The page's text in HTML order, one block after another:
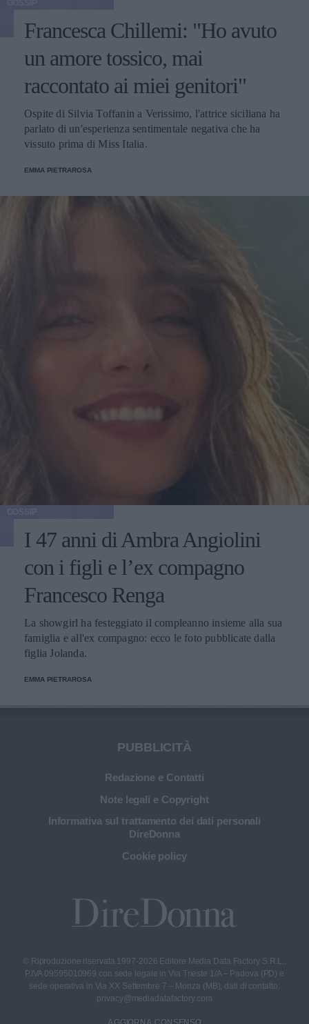
Francesca Chillemi: "Ho avuto
un amore tossico, mai
raccontato ai miei genitori"
Ospite di Silvia Toffanin a Verissimo, l'attrice siciliana ha
parlato di un'esperienza sentimentale negativa che ha
vissuto prima di Miss Italia.
EMMA PIETRAROSA
I 47 anni di Ambra Angiolini
con i figli e l’ex compagno
Francesco Renga
La showgirl ha festeggiato il compleanno insieme alla sua
famiglia e all'ex compagno: ecco le foto pubblicate dalla
figlia Jolanda.
EMMA PIETRAROSA
PUBBLICITÀ
Redazione e Contatti
Note legali e Copyright
Informativa sul trattamento dei dati personali
DireDonna
Cookie policy
© Riproduzione riservata 1997-2026 Editore Media Data Factory S.R.L.,
P.IVA 09595010969 con sede legale in Via Trieste 1/A – Padova (PD) e
sede operativa in Via XX Settembre 7 – Monza (MB); dati di contatto:
privacy@mediadatafactory.com